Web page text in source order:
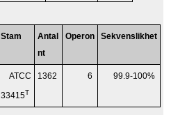
Stam
Antal
nt
Operon Sekvenslikhet
ATCC
33415T
1362 6 99.9-100%